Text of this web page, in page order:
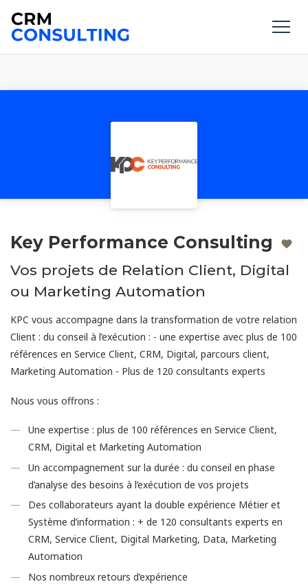
Key Performance Consulting
Vos projets de Relation Client, Digital
ou Marketing Automation
KPC vous accompagne dans la transformation de votre relation
Client : du conseil à l’exécution : - une expertise avec plus de 100
références en Service Client, CRM, Digital, parcours client,
Marketing Automation - Plus de 120 consultants experts
Nous vous offrons :
Une expertise : plus de 100 références en Service Client,
CRM, Digital et Marketing Automation
Un accompagnement sur la durée : du conseil en phase
d’analyse des besoins à l’exécution de vos projets
Des collaborateurs ayant la double expérience Métier et
Système d’information : + de 120 consultants experts en
CRM, Service Client, Digital Marketing, Data, Marketing
Automation
Nos nombreux retours d’expérience